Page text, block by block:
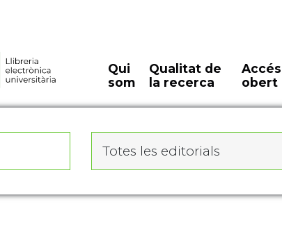
Qui
som
Qualitat de
la recerca
Accés
obert
Totes les editorials